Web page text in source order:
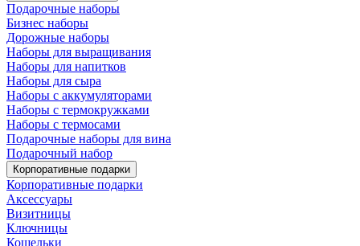
Подарочные наборы
Бизнес наборы
Дорожные наборы
Наборы для выращивания
Наборы для напитков
Наборы для сыра
Наборы с аккумуляторами
Наборы с термокружками
Наборы с термосами
Подарочные наборы для вина
Подарочный набор
Корпоративные подарки
Корпоративные подарки
Аксессуары
Визитницы
Ключницы
Кошельки